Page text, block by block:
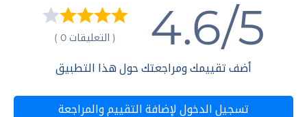
4.6/5 ( التعليقات 0 )
أضف تقييمك ومراجعتك حول هذا التطبيق
تسجيل الدخول لإضافة التقييم والمراجعة